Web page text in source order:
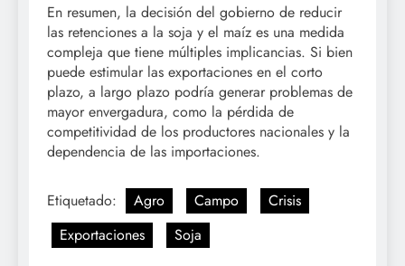
En resumen, la decisión del gobierno de reducir
las retenciones a la soja y el maíz es una medida
compleja que tiene múltiples implicancias. Si bien
puede estimular las exportaciones en el corto
plazo, a largo plazo podría generar problemas de
mayor envergadura, como la pérdida de
competitividad de los productores nacionales y la
dependencia de las importaciones.
Etiquetado: Agro Campo
Crisis
Exportaciones
Soja